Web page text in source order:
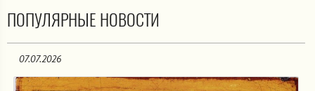
ПОПУЛЯРНЫЕ НОВОСТИ
07.07.2026